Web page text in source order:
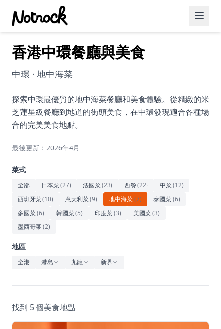
精選活動
博客文章
約會好去處
美食佳餚
藝術文化
休閒
音樂
香港中環餐廳與美食
中環 · 地中海菜
探索中環最優質的地中海菜餐廳和美食體驗。從精緻的米
芝蓮星級餐廳到地道的街頭美食，在中環發現適合各種場
合的完美美食地點。
最後更新：2026年4月
菜式
全部 日本菜(27) 法國菜(23) 西餐(22) 中菜(12)
西班牙菜(10) 意大利菜(9) 地中海菜(7) 泰國菜(6)
多國菜(6) 韓國菜(5) 印度菜(3) 美國菜(3)
墨西哥菜(2)
地區
全港 港島 九龍 新界
找到 5 個美食地點